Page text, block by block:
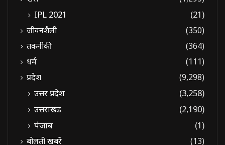
IPL 2021 (21)
जीवनशैली
(350)
तकनीकी
(364)
धर्म
(111)
प्रदेश
(9,298)
उत्तर प्रदेश
(3,258)
उत्तराखंड
(2,190)
पंजाब
(1)
बोलती खबरें
(13)